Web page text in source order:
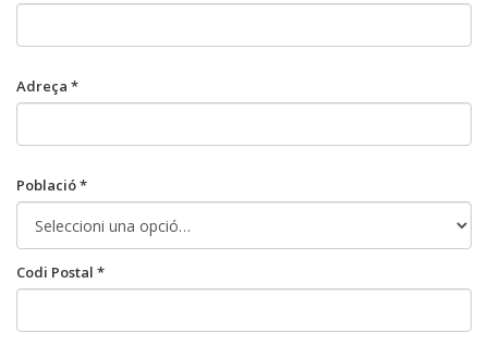
Adreça *
Població *
Codi Postal *